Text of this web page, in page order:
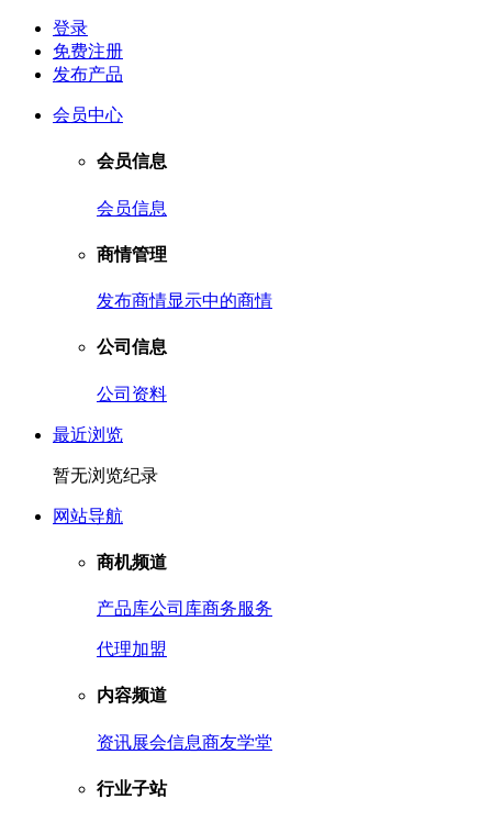
登录
免费注册
发布产品
会员中心
会员信息
会员信息
商情管理
发布商情显示中的商情
公司信息
公司资料
最近浏览
暂无浏览纪录
网站导航
商机频道
产品库公司库商务服务
代理加盟
内容频道
资讯展会信息商友学堂
行业子站